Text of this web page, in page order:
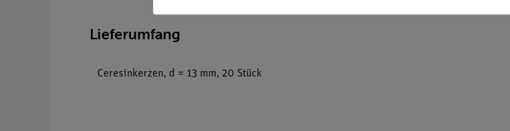
Lieferumfang
Ceresinkerzen, d = 13 mm, 20 Stück